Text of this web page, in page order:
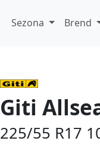
Sezona Brend
Giti
225/55 R17